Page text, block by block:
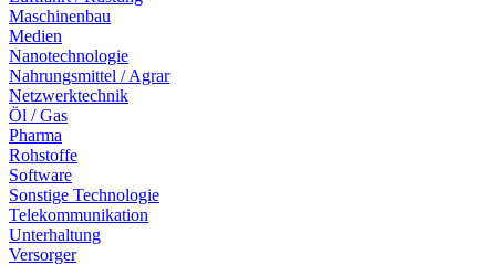
Maschinenbau
Medien
Nanotechnologie
Nahrungsmittel / Agrar
Netzwerktechnik
Öl / Gas
Pharma
Rohstoffe
Software
Sonstige Technologie
Telekommunikation
Unterhaltung
Versorger